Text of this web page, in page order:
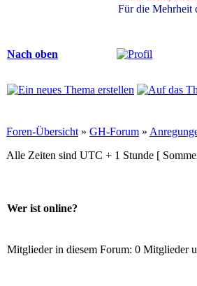
Für die Mehrheit
Nach oben
Foren-Übersicht » GH-Forum »
Alle Zeiten sind UTC + 1 Stunde [
Wer ist online?
Mitglieder in diesem Forum: 0 Mitglieder